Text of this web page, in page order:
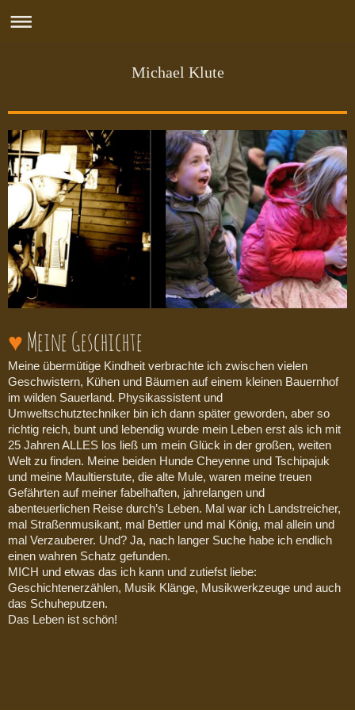
Michael Klute
♥Meine Geschichte
Meine übermütige Kindheit verbrachte ich zwischen vielen
Geschwistern, Kühen und Bäumen auf einem kleinen Bauernhof
im wilden Sauerland. Physikassistent und
Umweltschutztechniker bin ich dann später geworden, aber so
richtig reich, bunt und lebendig wurde mein Leben erst als ich mit
25 Jahren ALLES los ließ um mein Glück in der großen, weiten
Welt zu finden. Meine beiden Hunde Cheyenne und Tschipajuk
und meine Maultierstute, die alte Mule, waren meine treuen
Gefährten auf meiner fabelhaften, jahrelangen und
abenteuerlichen Reise durch’s Leben. Mal war ich Landstreicher,
mal Straßenmusikant, mal Bettler und mal König, mal allein und
mal Verzauberer. Und? Ja, nach langer Suche habe ich endlich
einen wahren Schatz gefunden.
MICH und etwas das ich kann und zutiefst liebe:
Geschichtenerzählen, Musik Klänge, Musikwerkzeuge und auch
das Schuheputzen.
Das Leben ist schön!